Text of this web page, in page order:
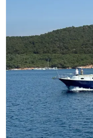
Айвалике, Balıkesir
Аренда роскошной
подходит для особых
человек
Полная дневная
Тур на закате